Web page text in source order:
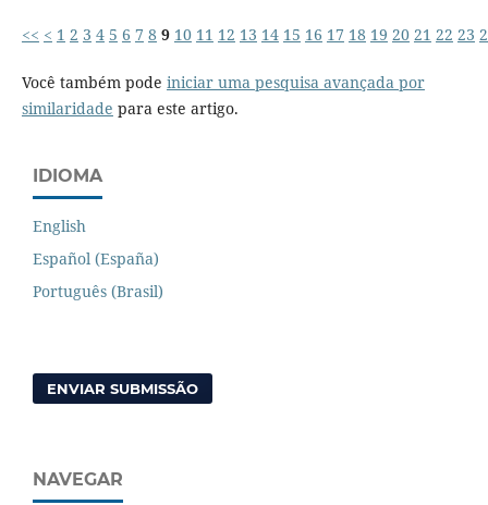
<< < 1 2 3 4 5 6 7 8 9 10 11 12 13 14 15 16 17 18 19 20 21 22 23
Você também pode iniciar uma pesquisa avançada por
similaridade para este artigo.
IDIOMA
English
Español (España)
Português (Brasil)
ENVIAR SUBMISSÃO
NAVEGAR